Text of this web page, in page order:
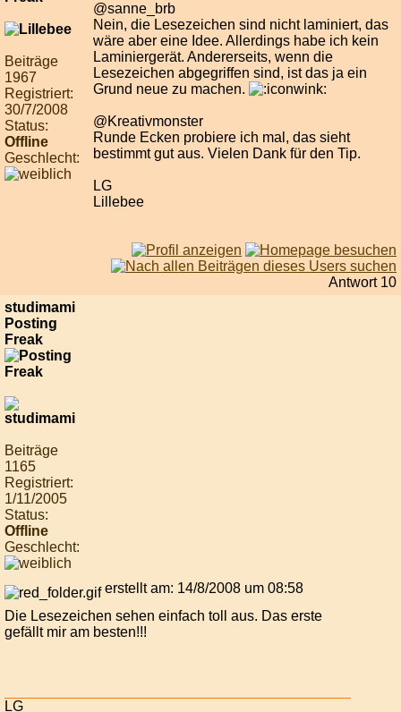
Beiträge
1967
Registriert:
30/7/2008
Status:
Offline
Geschlecht:
@sanne_brb
Nein, die Lesezeichen sind nicht laminiert, das
wäre aber eine Idee. Allerdings habe ich kein
Laminiergerät. Andererseits, wenn die
Lesezeichen abgegriffen sind, ist das ja ein
Grund neue zu machen.
@Kreativmonster
Runde Ecken probiere ich mal, das sieht
bestimmt gut aus. Vielen Dank für den Tip.
LG
Lillebee
Antwort 10
studimami
Posting
Freak
Beiträge
1165
Registriert:
1/11/2005
Status:
Offline
Geschlecht:
erstellt am: 14/8/2008 um 08:58
Die Lesezeichen sehen einfach toll aus. Das erste
gefällt mir am besten!!!
LG